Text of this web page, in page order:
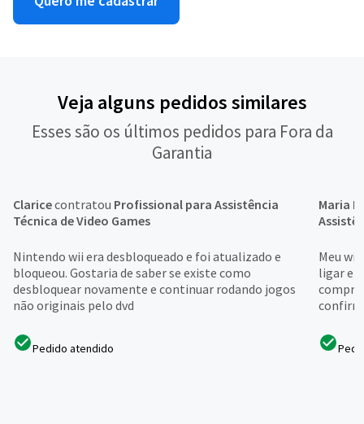
Veja alguns pedidos similares
Esses são os últimos pedidos para Fora da
Garantia
Claricecontratou Profissional para Assistência
Técnica de Video Games
Nintendo wii era desbloqueado e foi atualizado e
bloqueou. Gostaria de saber se existe como
desbloquear novamente e continuar rodando jogos
não originais pelo dvd
Pedido atendido
Maria
Meu
ligar